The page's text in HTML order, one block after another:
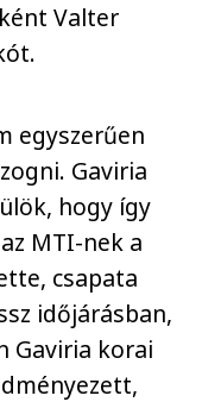
Valter
egyszerűen
Gaviria
hogy így
MTI-nek a
csapata
időjárásban,
Gaviria korai